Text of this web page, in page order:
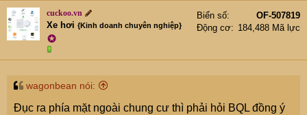
t
i
o
n
cuckoo.vn
Xe hơi {Kinh doanh chuyên nghiệp}
✪
Biển số
OF-507819
Động cơ
184,488 Mã lực
wagonbean nói:
Đục ra phía mặt ngoài chung cư thì phải hỏi BQL đồng ý